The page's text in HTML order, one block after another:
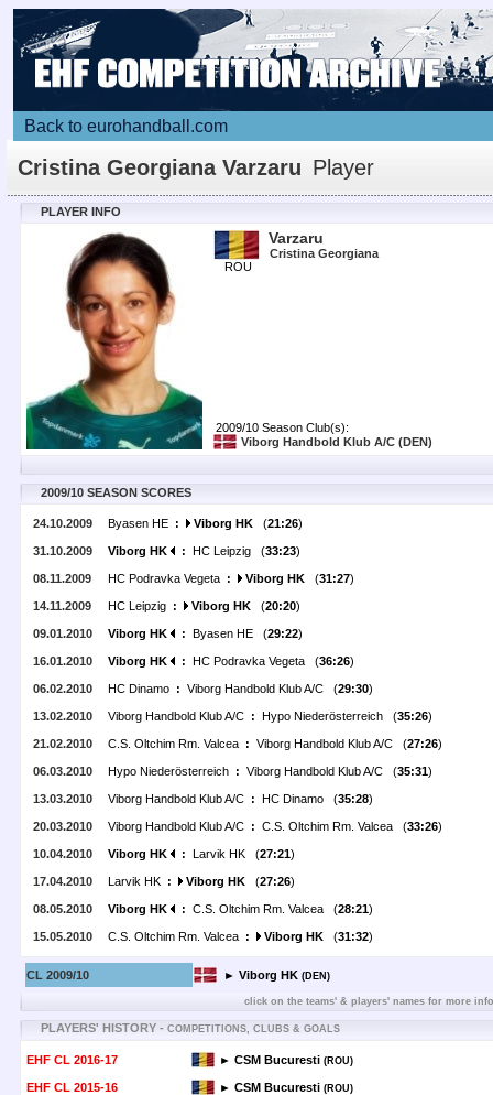
Back to eurohandball.com
Cristina Georgiana Varzaru Player
PLAYER INFO
ROU
Varzaru
Cristina Georgiana
2009/10 Season Club(s):
Viborg Handbold Klub A/C (DEN)
2009/10 SEASON SCORES
24.10.2009 Byasen HE : Viborg HK (21:26)
31.10.2009 Viborg HK : HC Leipzig (33:23)
08.11.2009 HC Podravka Vegeta : Viborg HK (31:27)
14.11.2009 HC Leipzig : Viborg HK (20:20)
09.01.2010 Viborg HK : Byasen HE (29:22)
16.01.2010 Viborg HK : HC Podravka Vegeta (36:26)
06.02.2010 HC Dinamo : Viborg Handbold Klub A/C (29:30)
13.02.2010 Viborg Handbold Klub A/C : Hypo Niederösterreich (35:26)
21.02.2010 C.S. Oltchim Rm. Valcea : Viborg Handbold Klub A/C (27:26)
06.03.2010 Hypo Niederösterreich : Viborg Handbold Klub A/C (35:31)
13.03.2010 Viborg Handbold Klub A/C : HC Dinamo (35:28)
20.03.2010 Viborg Handbold Klub A/C : C.S. Oltchim Rm. Valcea (33:26)
10.04.2010 Viborg HK : Larvik HK (27:21)
17.04.2010 Larvik HK : Viborg HK (27:26)
08.05.2010 Viborg HK : C.S. Oltchim Rm. Valcea (28:21)
15.05.2010 C.S. Oltchim Rm. Valcea : Viborg HK (31:32)
CL 2009/10 ► Viborg HK (DEN)
click on the teams' & players' names for more
PLAYERS' HISTORY - COMPETITIONS, CLUBS & GOALS
EHF CL 2016-17 ► CSM Bucuresti (ROU)
EHF CL 2015-16 ► CSM Bucuresti (ROU)